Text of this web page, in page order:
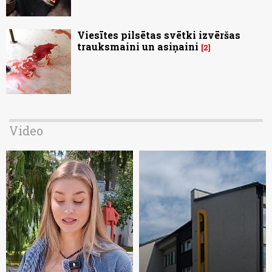
Viesītes pilsētas svētki izvēršas
trauksmaini un asiņaini
2
Video